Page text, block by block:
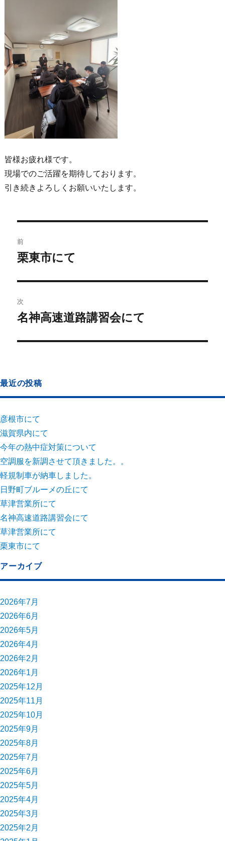
皆様お疲れ様です。
現場でのご活躍を期待しております。
引き続きよろしくお願いいたします。
前
栗東市にて
次
名神高速道路講習会にて
最近の投稿
彦根市にて
滋賀県内にて
今年の熱中症対策について
空調服を新調させて頂きました。。
軽規制車が納車しました。
日野町ブルーメの丘にて
草津営業所にて
名神高速道路講習会にて
草津営業所にて
栗東市にて
アーカイブ
2026年7月
2026年6月
2026年5月
2026年4月
2026年2月
2026年1月
2025年12月
2025年11月
2025年10月
2025年9月
2025年8月
2025年7月
2025年6月
2025年5月
2025年4月
2025年3月
2025年2月